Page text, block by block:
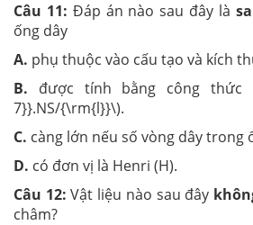
Câu 11: Đáp án nào sau đây là
ống dây
A. phụ thuộc vào cấu tạo và kích
B. được tính bằng công
7}}.NS/{\rm{l}}\).
C. càng lớn nếu số vòng dây trong
D. có đơn vị là Henri (H).
Câu 12:Vật liệu nào sau đây
châm?